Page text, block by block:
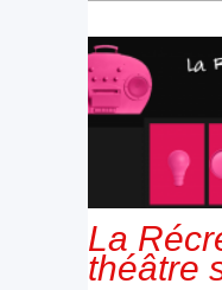
La
théâtre